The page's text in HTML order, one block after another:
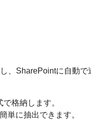
、SharePointに自動
格納します。
単に抽出できます。